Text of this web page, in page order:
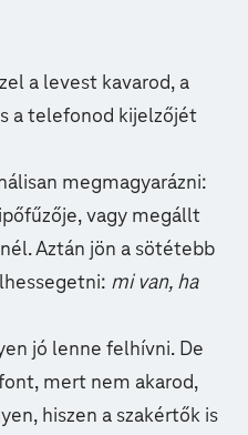
a levest kavarod, a
a telefonod kijelzőjét
megmagyarázni:
vagy megállt
Aztán jön a sötétebb
mi van, ha
jó lenne felhívni. De
mert nem akarod,
hiszen a szakértők is